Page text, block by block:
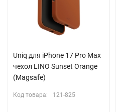
Uniq для iPhone 17 Pro Max
чехол LINO Sunset Orange
(Magsafe)
Код товара: 121-825